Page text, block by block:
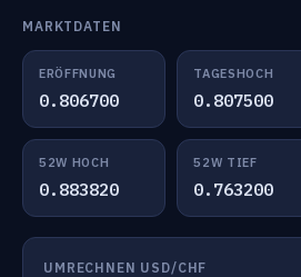
MARKTDATEN
ERÖFFNUNG
0.806700
TAGESHOCH
0.807500
52W HOCH
0.883820
52W TIEF
0.763200
UMRECHNEN USD/CHF